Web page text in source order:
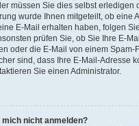
müssen Sie dies selbst erledigen
wurde Ihnen mitgeteilt, ob eine
E-Mail erhalten haben, folgen
prüfen Sie, ob Sie Ihre E-
oder die E-Mail von einem Spam-
sind, dass Ihre E-Mail-Adresse
Sie einen Administrator.
nicht anmelden?